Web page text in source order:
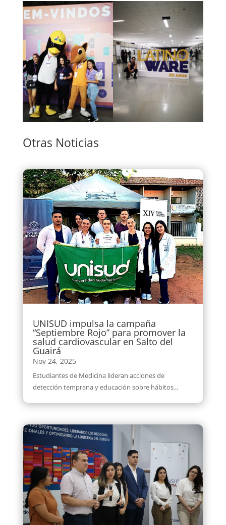
Otras Noticias
UNISUD impulsa la campaña
“Septiembre Rojo” para promover la
salud cardiovascular en Salto del
Guairá
Nov 24, 2025
Estudiantes de Medicina lideran acciones de
detección temprana y educación sobre hábitos...